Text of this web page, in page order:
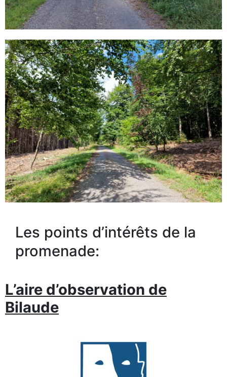
Les points d’intérêts de la
promenade:
L’aire d’observation de
Bilaude